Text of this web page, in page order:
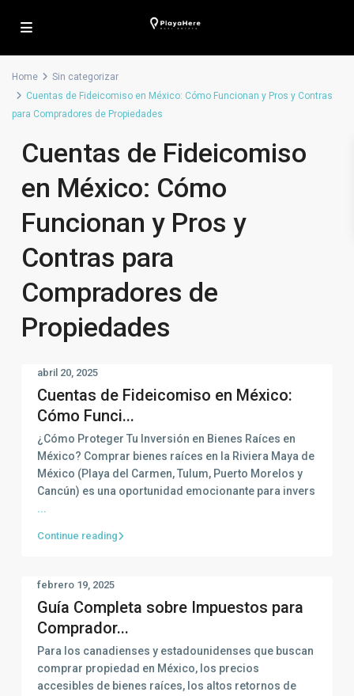
Home
Sin categorizar
Cuentas de Fideicomiso en México: Cómo Funcionan y Pros y Contras
para Compradores de Propiedades
Cuentas de Fideicomiso
en México: Cómo
Funcionan y Pros y
Contras para
Compradores de
Propiedades
Cuentas de Fideicomiso en México:
Cómo Funci...
abril 20, 2025
¿Cómo Proteger Tu Inversión en Bienes Raíces en
México? Comprar bienes raíces en la Riviera Maya de
México (Playa del Carmen, Tulum, Puerto Morelos y
Cancún) es una oportunidad emocionante para invers
...
Continue reading
Guía Completa sobre Impuestos para
Comprador...
febrero 19, 2025
Para los canadienses y estadounidenses que buscan
comprar propiedad en México, los precios
accesibles de bienes raíces, los altos retornos de